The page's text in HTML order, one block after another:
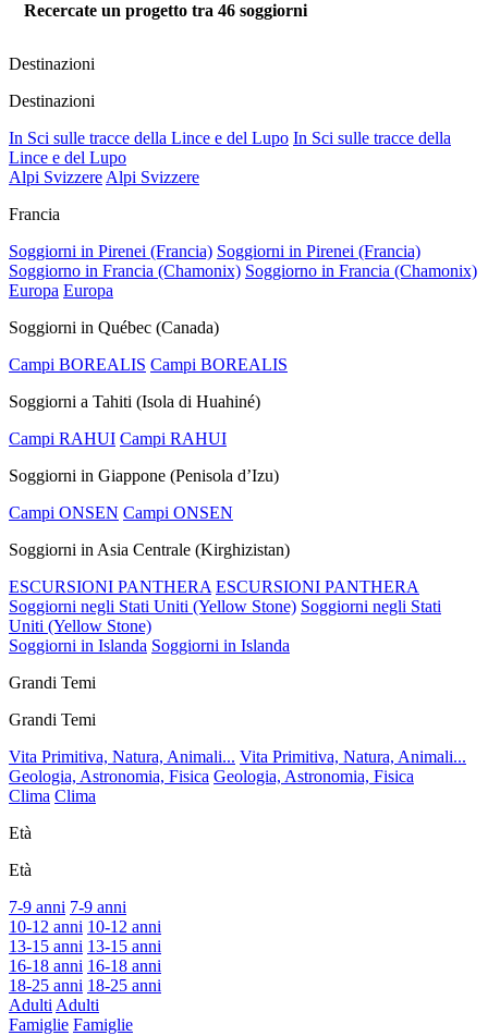
Recercate un progetto tra 46 soggiorni
Destinazioni
Destinazioni
In Sci sulle tracce della Lince e del Lupo In Sci sulle tracce della
Lince e del Lupo
Alpi SvizzereAlpi Svizzere
Francia
Soggiorni in Pirenei (Francia) Soggiorni in Pirenei (Francia)
Soggiorno in Francia (Chamonix) Soggiorno in Francia (Chamonix)
Europa Europa
Soggiorni in Québec (Canada)
Campi BOREALIS Campi BOREALIS
Soggiorni a Tahiti (Isola di Huahiné)
Campi RAHUI Campi RAHUI
Soggiorni in Giappone (Penisola d’Izu)
Campi ONSEN Campi ONSEN
Soggiorni in Asia Centrale (Kirghizistan)
ESCURSIONI PANTHERA ESCURSIONI PANTHERA
Soggiorni negli Stati Uniti (Yellow Stone) Soggiorni negli Stati
Uniti (Yellow Stone)
Soggiorni in Islanda Soggiorni in Islanda
Grandi Temi
Grandi Temi
Vita Primitiva, Natura, Animali... Vita Primitiva, Natura, Animali...
Geologia, Astronomia, Fisica Geologia, Astronomia, Fisica
Clima Clima
Età
Età
7-9 anni 7-9 anni
10-12 anni 10-12 anni
13-15 anni 13-15 anni
16-18 anni 16-18 anni
18-25 anni 18-25 anni
AdultiAdulti
Famiglie Famiglie